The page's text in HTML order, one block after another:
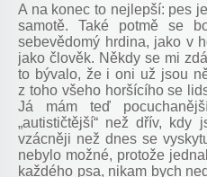
A na konec to nejlepší: pes
samotě. Také potmě se
sebevědomý hrdina, jako v
jako člověk. Někdy se mi
to bývalo, že i oni už jsou
z toho všeho horšícího se
Já mám teď
„autističtější“ než dřív, kdy
vzácněji než dnes se
nebylo možné, protože
každého psa, nikam bych